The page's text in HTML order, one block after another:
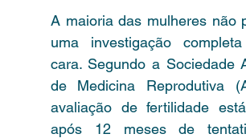
A maioria das mulheres não
uma investigação
cara. Segundo a Sociedade
de Medicina Reprodutiva
avaliação de fertilidade
após 12 meses de